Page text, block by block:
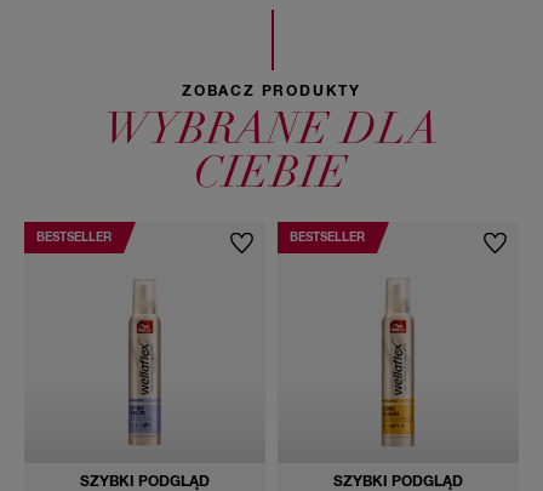
Dimethiconol, Linalool, Hexyl Cinnamal, Citronellol, Limonene,
Benzyl Salicylate, Macadamia Ternifolia Seed Oil, Citric Acid.
ZOBACZ PRODUKTY
WYBRANE DLA
CIEBIE
BESTSELLER
SZYBKI PODGLĄD
BESTSELLER
SZYBKI PODGLĄD